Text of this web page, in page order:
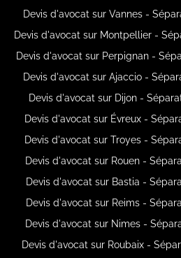
Devis d'avocat sur Vannes -
Devis d'avocat sur Montpellier -
Devis d'avocat sur Perpignan -
Devis d'avocat sur Ajaccio -
Devis d'avocat sur Dijon -
Devis d'avocat sur Évreux -
Devis d'avocat sur Troyes -
Devis d'avocat sur Rouen -
Devis d'avocat sur Bastia -
Devis d'avocat sur Reims -
Devis d'avocat sur Nimes -
Devis d'avocat sur Roubaix -